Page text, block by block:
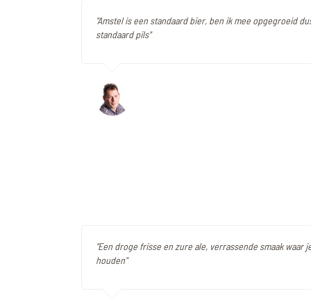
"Amstel is een standaard bier, ben ik mee opgegroeid
standaard pils"
"Een droge frisse en zure ale, verrassende smaak waar
houden"